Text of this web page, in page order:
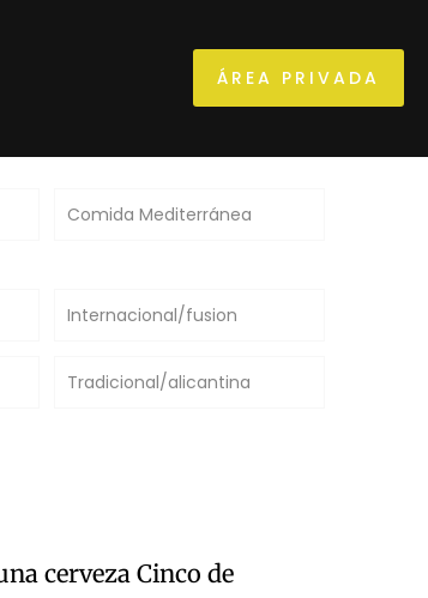
ÁREA PRIVADA
Comida Mediterránea
Internacional/fusion
Tradicional/alicantina
cerveza Cinco de